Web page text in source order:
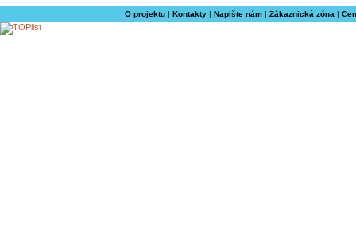
O projektu| Kontakty| Napište nám| Zákaznická zóna |